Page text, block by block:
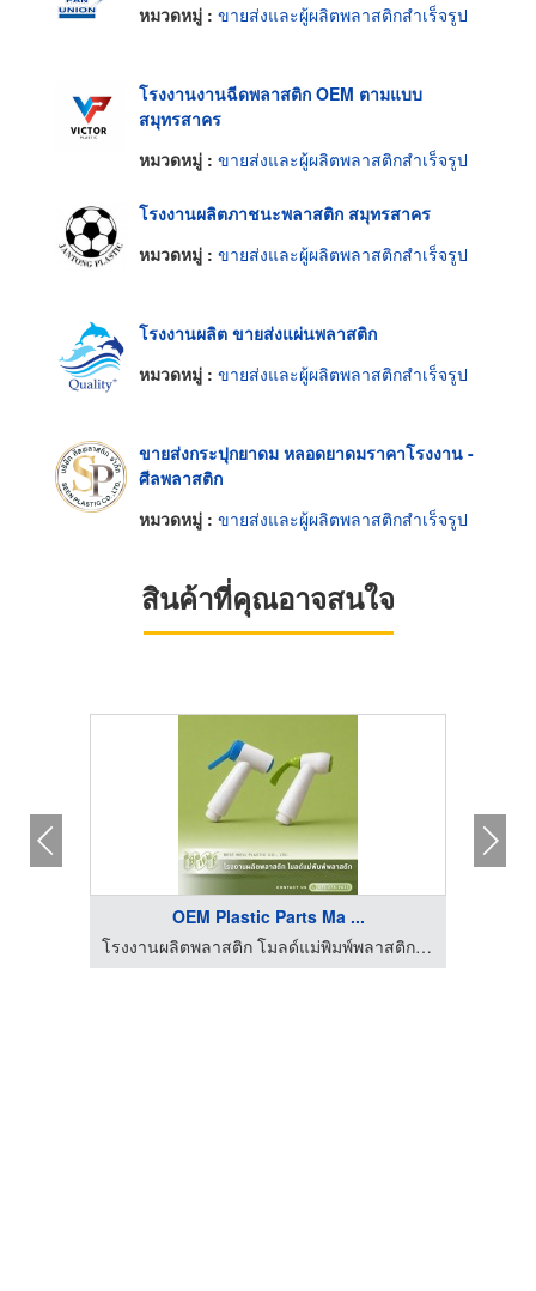
หมวดหมู่ : ขายส่งและผู้ผลิตพลาสติกสำเร็จรูป
โรงงานงานฉีดพลาสติก OEM ตามแบบ
สมุทรสาคร
หมวดหมู่ : ขายส่งและผู้ผลิตพลาสติกสำเร็จรูป
โรงงานผลิตภาชนะพลาสติก สมุทรสาคร
หมวดหมู่ : ขายส่งและผู้ผลิตพลาสติกสำเร็จรูป
โรงงานผลิต ขายส่งแผ่นพลาสติก
หมวดหมู่ : ขายส่งและผู้ผลิตพลาสติกสำเร็จรูป
ขายส่งกระปุกยาดม หลอดยาดมราคาโรงงาน -
ศีลพลาสติก
หมวดหมู่ : ขายส่งและผู้ผลิตพลาสติกสำเร็จรูป
สินค้าที่คุณอาจสนใจ
OEM Plastic Parts Ma ...
โรงงานผลิตพลาสติก โมลด์แม่พิมพ์พลาสติก - เบสท์ เวลล์ พลาสติก